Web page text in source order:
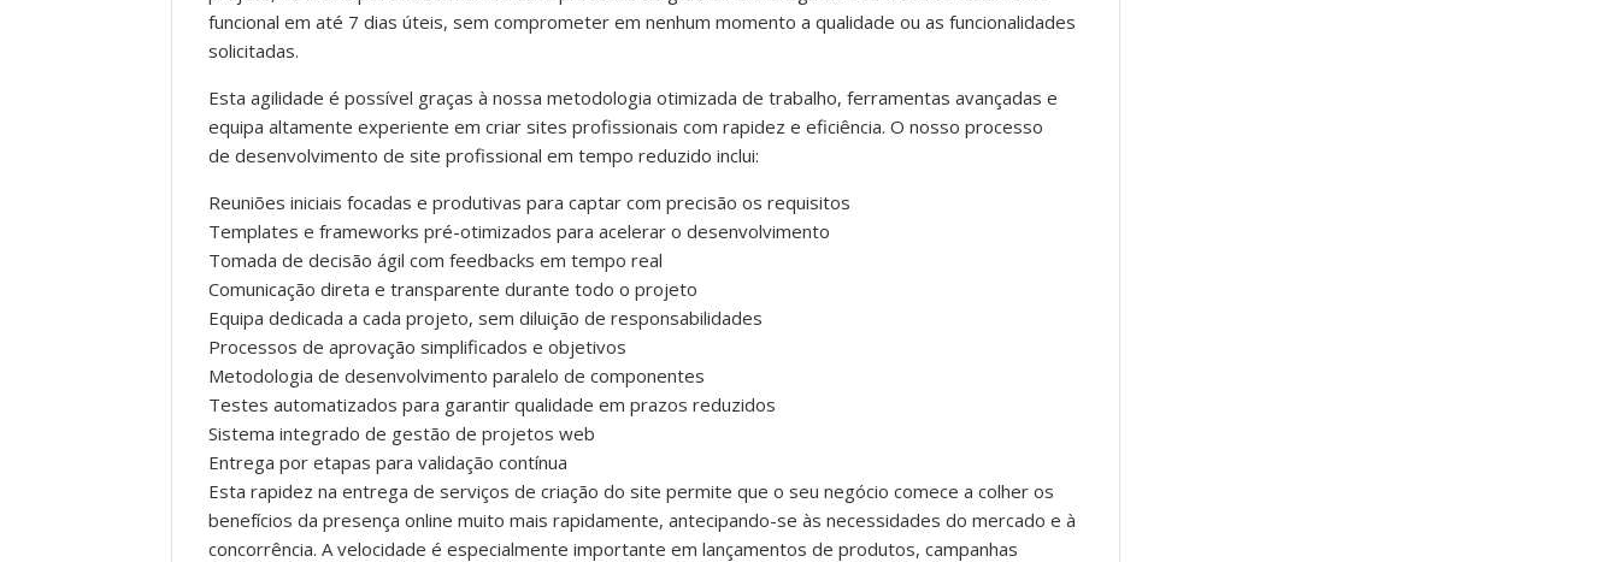
funcional em até 7 dias úteis, sem comprometer em nenhum momento a qualidade ou as funcionalidades
solicitadas.
Esta agilidade é possível graças à nossa metodologia otimizada de trabalho, ferramentas avançadas e
equipa altamente experiente em criar sites profissionais com rapidez e eficiência. O nosso processo
de desenvolvimento de site profissional em tempo reduzido inclui:
Reuniões iniciais focadas e produtivas para captar com precisão os requisitos
Templates e frameworks pré-otimizados para acelerar o desenvolvimento
Tomada de decisão ágil com feedbacks em tempo real
Comunicação direta e transparente durante todo o projeto
Equipa dedicada a cada projeto, sem diluição de responsabilidades
Processos de aprovação simplificados e objetivos
Metodologia de desenvolvimento paralelo de componentes
Testes automatizados para garantir qualidade em prazos reduzidos
Sistema integrado de gestão de projetos web
Entrega por etapas para validação contínua
Esta rapidez na entrega de serviços de criação do site permite que o seu negócio comece a colher os
benefícios da presença online muito mais rapidamente, antecipando-se às necessidades do mercado e à
concorrência. A velocidade é especialmente importante em lançamentos de produtos, campanhas